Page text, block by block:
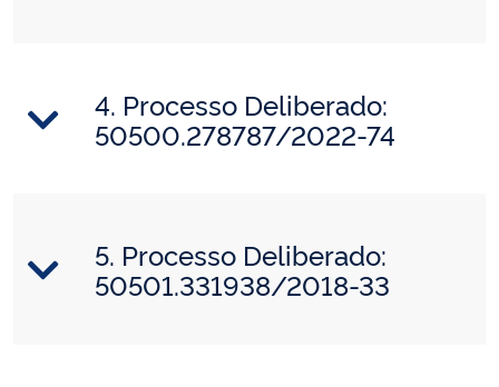
4. Processo Deliberado:
50500.278787/2022-74
5. Processo Deliberado:
50501.331938/2018-33